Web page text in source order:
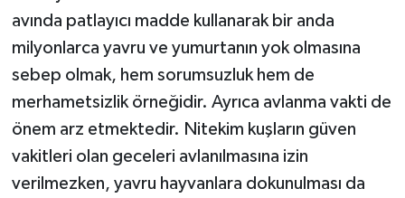
avında patlayıcı madde kullanarak bir anda
milyonlarca yavru ve yumurtanın yok olmasına
sebep olmak, hem sorumsuzluk hem de
merhametsizlik örneğidir. Ayrıca avlanma vakti de
önem arz etmektedir. Nitekim kuşların güven
vakitleri olan geceleri avlanılmasına izin
verilmezken, yavru hayvanlara dokunulması da